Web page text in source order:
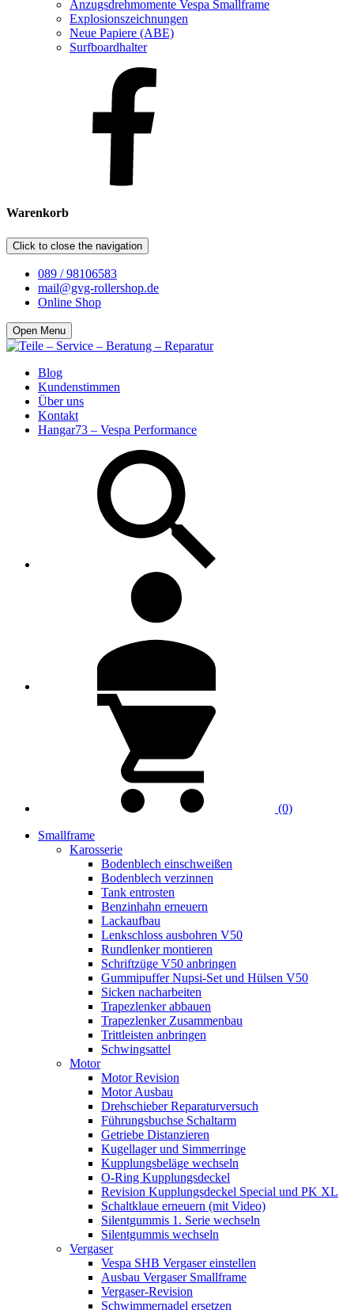
Anzugsdrehmomente Vespa Smallframe
Explosionszeichnungen
Neue Papiere (ABE)
Surfboardhalter
Warenkorb
Click to close the navigation
089 / 98106583
mail@gvg-rollershop.de
Online Shop
Open Menu
Blog
Kundenstimmen
Über uns
Kontakt
Hangar73 – Vespa Performance
(0)
Smallframe
Karosserie
Bodenblech einschweißen
Bodenblech verzinnen
Tank entrosten
Benzinhahn erneuern
Lackaufbau
Lenkschloss ausbohren V50
Rundlenker montieren
Schriftzüge V50 anbringen
Gummipuffer Nupsi-Set und Hülsen V50
Sicken nacharbeiten
Trapezlenker abbauen
Trapezlenker Zusammenbau
Trittleisten anbringen
Schwingsattel
Motor
Motor Revision
Motor Ausbau
Drehschieber Reparaturversuch
Führungsbuchse Schaltarm
Getriebe Distanzieren
Kugellager und Simmerringe
Kupplungsbeläge wechseln
O-Ring Kupplungsdeckel
Revision Kupplungsdeckel Special und PK XL
Schaltklaue erneuern (mit Video)
Silentgummis 1. Serie wechseln
Silentgummis wechseln
Vergaser
Vespa SHB Vergaser einstellen
Ausbau Vergaser Smallframe
Vergaser-Revision
Schwimmernadel ersetzen